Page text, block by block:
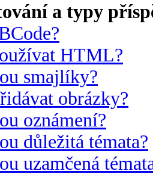
a typy
HTML?
smajlíky?
obrázky?
oznámení?
důležitá témata?
uzamčená